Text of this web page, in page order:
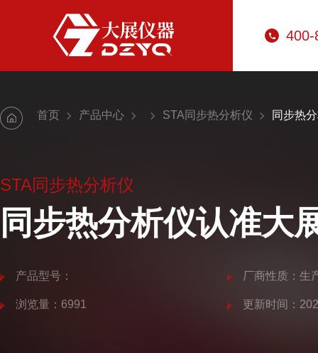
400-
首页 产品中心 STA同步热分析仪 同步热
STA同步热分析仪
同步热分析仪认准大
产品型号： 厂商性质：生
浏览量：6991 更新时间：